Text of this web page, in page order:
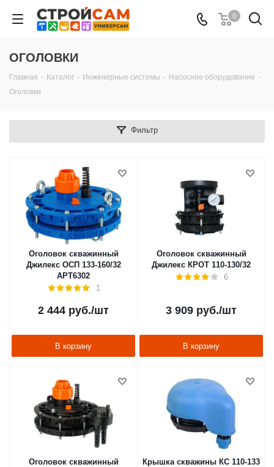
0
ОГОЛОВКИ
Главная - Каталог - Инженерные системы - Насосное оборудование -
Оголовки
Фильтр
Оголовок скважинный
Джилекс ОСП 133-160/32
АРТ6302
1
2 444 руб./шт
В корзину
Оголовок скважинный
Джилекс КРОТ 110-130/32
6
3 909 руб./шт
В корзину
Оголовок скважинный
Крышка скважины КС 110-133